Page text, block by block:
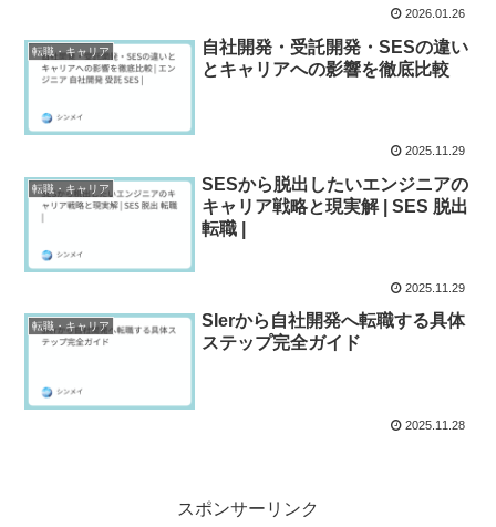
2026.01.26
転職・キャリア
自社開発・受託開発・SESの違い
とキャリアへの影響を徹底比較
2025.11.29
転職・キャリア
SESから脱出したいエンジニアの
キャリア戦略と現実解 | SES 脱出
転職 |
2025.11.29
転職・キャリア
SIerから自社開発へ転職する具体
ステップ完全ガイド
2025.11.28
スポンサーリンク